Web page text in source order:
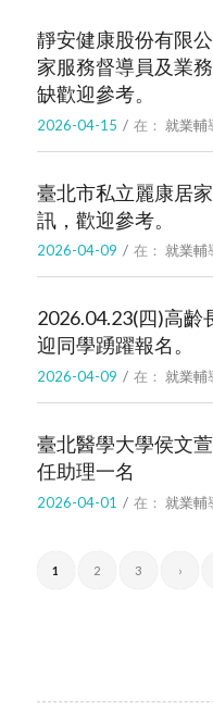
靜安健康股份有限
家服務督導員及業
缺歡迎參考。
2026-04-15 / 在： 就業輔
臺北市私立麗康居
訊，歡迎參考。
2026-04-09 / 在： 就業輔
2026.04.23(四)高齡
迎同學踴躍報名。
2026-04-09 / 在： 就業輔
臺北醫學大學侯文
任助理一名
2026-04-01 / 在： 就業輔
1 2 3 ›